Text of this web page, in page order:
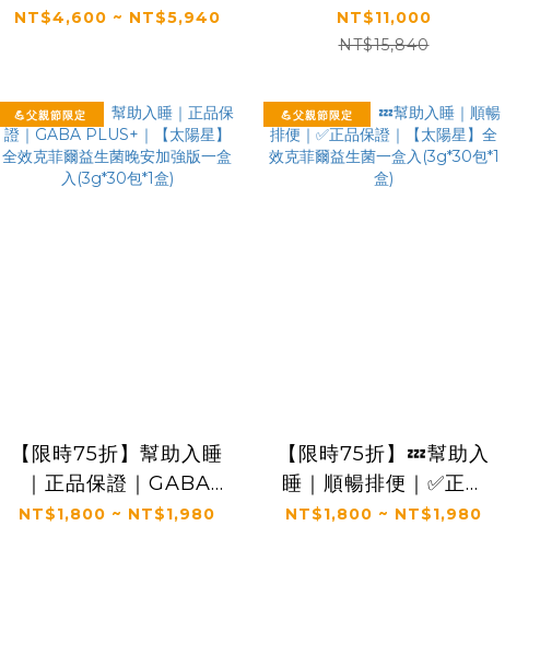
正品保證｜【太陽星】
*3盒)
NT$4,600 ~ NT$5,940
排便｜✅正品保證｜
【太陽星】全效克菲爾
*8盒)
NT$11,000
NT$15,840
💪父親節限定
【限時75折】幫助入睡
｜正品保證｜GABA
PLUS+｜【太陽星】全
NT$1,800 ~ NT$1,980
💪父親節限定
【限時75折】💤幫助入
睡｜順暢排便｜✅正品
保證｜【太陽星】全效
NT$1,800 ~ NT$1,980